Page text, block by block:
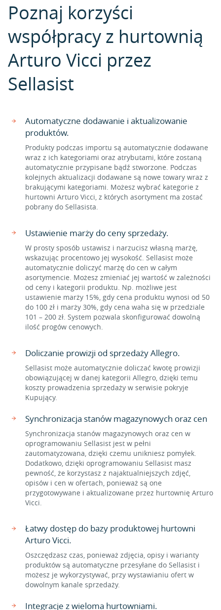
Poznaj korzyści
współpracy z hurtownią
Arturo Vicci przez
Sellasist
Automatyczne dodawanie i aktualizowanie
produktów.
Produkty podczas importu są automatycznie dodawane
wraz z ich kategoriami oraz atrybutami, które zostaną
automatycznie przypisane bądź stworzone. Podczas
kolejnych aktualizacji dodawane są nowe towary wraz z
brakującymi kategoriami. Możesz wybrać kategorie z
hurtowni Arturo Vicci, z których asortyment ma zostać
pobrany do Sellasista.
Ustawienie marży do ceny sprzedaży.
W prosty sposób ustawisz i narzucisz własną marżę,
wskazując procentowo jej wysokość. Sellasist może
automatycznie doliczyć marżę do cen w całym
asortymencie. Możesz zmieniać jej wartość w zależności
od ceny i kategorii produktu. Np. możliwe jest
ustawienie marży 15%, gdy cena produktu wynosi od 50
do 100 zł i marży 30%, gdy cena waha się w przedziale
101 – 200 zł. System pozwala skonfigurować dowolną
ilość progów cenowych.
Doliczanie prowizji od sprzedaży Allegro.
Sellasist może automatycznie doliczać kwotę prowizji
obowiązującej w danej kategorii Allegro, dzięki temu
koszty prowadzenia sprzedaży w serwisie pokryje
Kupujący.
Synchronizacja stanów magazynowych oraz cen
Synchronizacja stanów magazynowych oraz cen w
oprogramowaniu Sellasist jest w pełni
zautomatyzowana, dzięki czemu unikniesz pomyłek.
Dodatkowo, dzięki oprogramowaniu Sellasist masz
pewność, że korzystasz z najaktualniejszych zdjęć,
opisów i cen w ofertach, ponieważ są one
przygotowywane i aktualizowane przez hurtownię Arturo
Vicci.
Łatwy dostęp do bazy produktowej hurtowni
Arturo Vicci.
Oszczędzasz czas, ponieważ zdjęcia, opisy i warianty
produktów są automatyczne przesyłane do Sellasist i
możesz je wykorzystywać, przy wystawianiu ofert w
dowolnym kanale sprzedaży.
Integracje z wieloma hurtowniami.